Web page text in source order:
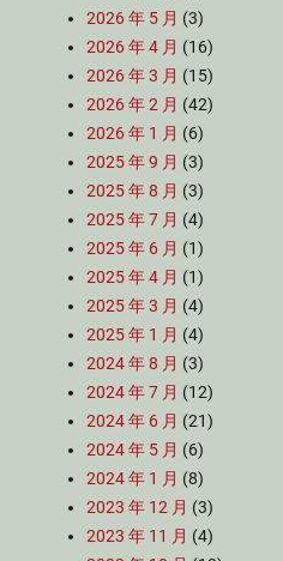
2026 年 5 月 (3)
2026 年 4 月 (16)
2026 年 3 月 (15)
2026 年 2 月 (42)
2026 年 1 月 (6)
2025 年 9 月 (3)
2025 年 8 月 (3)
2025 年 7 月 (4)
2025 年 6 月 (1)
2025 年 4 月 (1)
2025 年 3 月 (4)
2025 年 1 月 (4)
2024 年 8 月 (3)
2024 年 7 月 (12)
2024 年 6 月 (21)
2024 年 5 月 (6)
2024 年 1 月 (8)
2023 年 12 月 (3)
2023 年 11 月 (4)